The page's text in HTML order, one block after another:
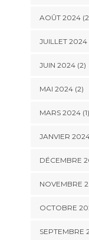
AOÛT 2024
JUILLET 2024
JUIN 2024(2)
MAI 2024(2)
MARS 2024(1)
JANVIER
DÉCEMBRE
NOVEMBRE
OCTOBRE
SEPTEMBRE